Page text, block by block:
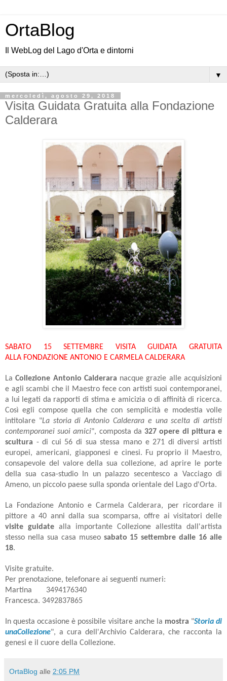
OrtaBlog
Il WebLog del Lago d'Orta e dintorni
▼
mercoledì, agosto 29, 2018
Visita Guidata Gratuita alla Fondazione
Calderara
SABATO 15 SETTEMBRE VISITA GUIDATA GRATUITA
ALLA FONDAZIONE ANTONIO E CARMELA CALDERARA
LaCollezione Antonio Calderara nacque grazie alle acquisizioni
e agli scambi che il Maestro fece con artisti suoi contemporanei,
a lui legati da rapporti di stima e amicizia o di affinità di ricerca.
Così egli compose quella che con semplicità e modestia volle
intitolare "La storia di Antonio Calderara e una scelta di artisti
contemporanei suoi amici", composta da327 opere di pittura e
scultura - di cui 56 di sua stessa mano e 271 di diversi artisti
europei, americani, giapponesi e cinesi. Fu proprio il Maestro,
consapevole del valore della sua collezione, ad aprire le porte
della sua casa-studio In un palazzo secentesco a Vacciago di
Ameno, un piccolo paese sulla sponda orientale del Lago d'Orta.
La Fondazione Antonio e Carmela Calderara, per ricordare il
pittore a 40 anni dalla sua scomparsa, offre ai visitatori delle
visite guidate alla importante Collezione allestita dall'artista
stesso nella sua casa museo sabato 15 settembre dalle 16 alle
18.
Visite gratuite.
Per prenotazione, telefonare ai seguenti numeri:
Martina 3494176340
Francesca. 3492837865
In questa occasione è possibile visitare anche la mostra "Storia di
unaCollezione", a cura dell'Archivio Calderara, che racconta la
genesi e il cuore della Collezione.
OrtaBlog alle 2:05 PM